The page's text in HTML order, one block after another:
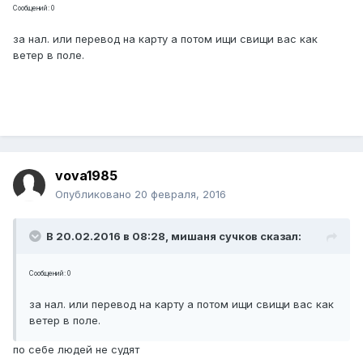
Сообщений: 0
за нал. или перевод на карту а потом ищи свищи вас как
ветер в поле.
vova1985
Опубликовано 20 февраля, 2016
В 20.02.2016 в 08:28, мишаня сучков сказал:
Сообщений: 0
за нал. или перевод на карту а потом ищи свищи вас как
ветер в поле.
по себе людей не судят